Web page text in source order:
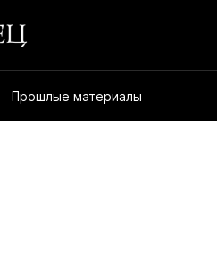
Прошлые материалы